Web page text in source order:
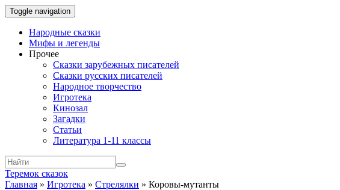
Toggle navigation
Народные сказки
Мифы и легенды
Прочее
Сказки зарубежных писателей
Сказки русских писателей
Народное творчество
Игротека
Кинозал
Загадки
Статьи
Литература 1-11 классы
Теремок сказок
Главная » Игротека » Стрелялки » Коровы-мутанты